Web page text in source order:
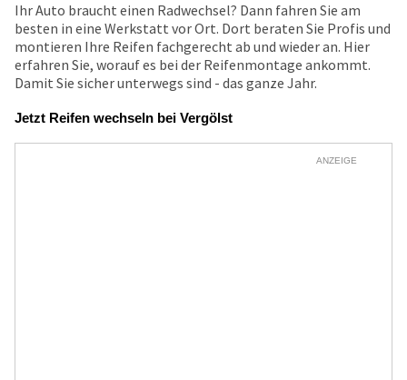
Ihr Auto braucht einen Radwechsel? Dann fahren Sie am
besten in eine Werkstatt vor Ort. Dort beraten Sie Profis und
montieren Ihre Reifen fachgerecht ab und wieder an. Hier
erfahren Sie, worauf es bei der Reifenmontage ankommt.
Damit Sie sicher unterwegs sind - das ganze Jahr.
Jetzt Reifen wechseln bei Vergölst
ANZEIGE